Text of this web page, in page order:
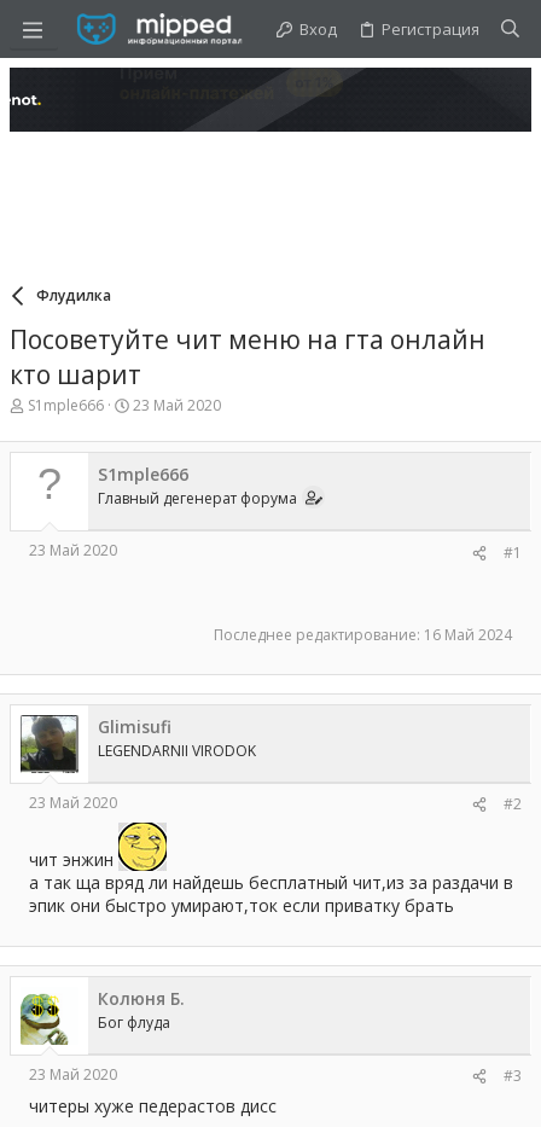
Вход Регистрация
Флудилка
Посоветуйте чит меню на гта онлайн
кто шарит
А
т
ы
S1mple666
Д
т
н
а
23 Май 2020
S1mple666
Главный дегенерат форума
23 Май 2020 #1
Последнее редактирование: 16 Май 2024
Glimisufi
LEGENDARNII VIRODOK
23 Май 2020 #2
чит энжин
а так ща вряд ли найдешь бесплатный чит,из за раздачи в
эпик они быстро умирают,ток если приватку брать
Колюня Б.
Бог флуда
23 Май 2020 #3
читеры хуже педерастов дисс